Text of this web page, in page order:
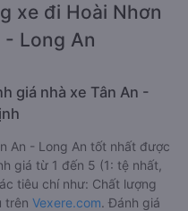
xe đi Hoài Nhơn
Long An
giá nhà xe Tân An -
An - Long An tốt nhất được
giá từ 1 đến 5 (1: tệ nhất,
tiêu chí như: Chất lượng
trên Vexere.com. Đánh giá